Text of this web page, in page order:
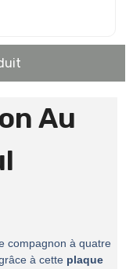
Au
compagnon à quatre
à cette plaque